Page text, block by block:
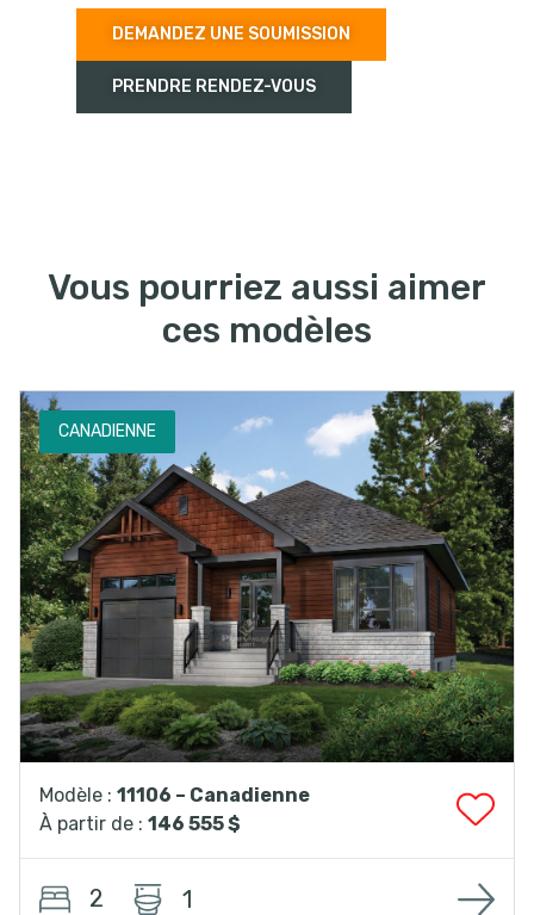
DEMANDEZ UNE SOUMISSION
PRENDRE RENDEZ-VOUS
Vous pourriez aussi aimer
ces modèles
CANADIENNE
Modèle : 11106 – Canadienne
À partir de : 146 555 $
2 1